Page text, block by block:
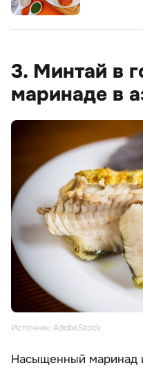
3. Минтай в
маринаде в
Источник: AdobeStock
Насыщенный маринад